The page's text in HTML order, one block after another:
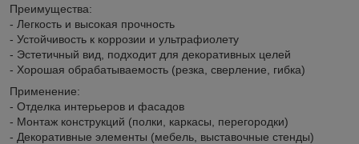
Преимущества:
- Легкость и высокая прочность
- Устойчивость к коррозии и ультрафиолету
- Эстетичный вид, подходит для декоративных целей
- Хорошая обрабатываемость (резка, сверление, гибка)
Применение:
- Отделка интерьеров и фасадов
- Монтаж конструкций (полки, каркасы, перегородки)
- Декоративные элементы (мебель, выставочные стенды)